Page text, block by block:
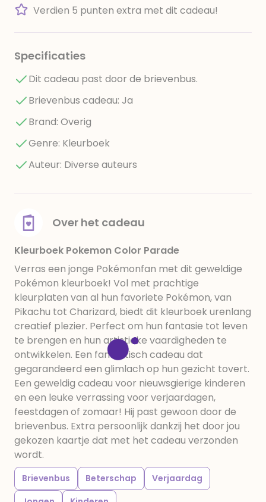
Verdien 5 punten extra met dit cadeau!
Specificaties
Dit cadeau past door de brievenbus.
Brievenbus cadeau: Ja
Brand: Overig
Genre: Kleurboek
Auteur: Diverse auteurs
Over het cadeau
Kleurboek Pokemon Color Parade
Verras een jonge Pokémonfan met dit geweldige
Pokémon kleurboek! Vol met prachtige
kleurplaten van al hun favoriete Pokémon, van
Pikachu tot Charizard, biedt dit kleurboek urenlang
creatief plezier. Perfect om hun fantasie tot leven
te brengen en hun artistieke vaardigheden te
ontwikkelen. Een fantastisch cadeau dat
gegarandeerd een glimlach op hun gezicht tovert.
Een geweldig cadeau voor nieuwsgierige kinderen
en een leuke verrassing voor verjaardagen,
feestdagen of zomaar! Hij past gewoon door de
brievenbus. Extra persoonlijk dankzij het door jou
gekozen kaartje dat met het cadeau verzonden
wordt.
Brievenbus Beterschap
Verjaardag